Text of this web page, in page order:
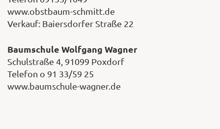
www.obstbaum-schmitt.de
Verkauf: Baiersdorfer Straße 22
Baumschule Wolfgang Wagner
Schulstraße 4, 91099 Poxdorf
Telefon o 91 33/59 25
www.baumschule-wagner.de